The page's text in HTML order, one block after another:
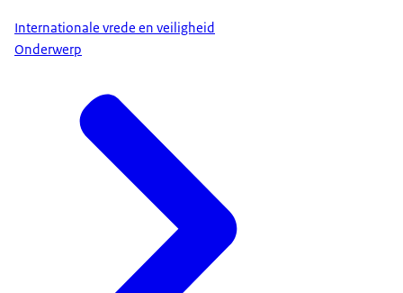
Internationale vrede en veiligheid
Onderwerp